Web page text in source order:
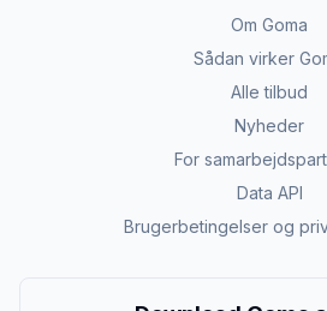
Om Goma
Sådan virker
Alle tilbud
Nyheder
For
Data API
Brugerbetingelser og